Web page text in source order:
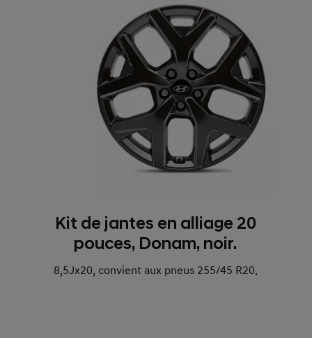
Kit de jantes en alliage 20
pouces, Donam, noir.
8,5Jx20, convient aux pneus 255/45 R20.